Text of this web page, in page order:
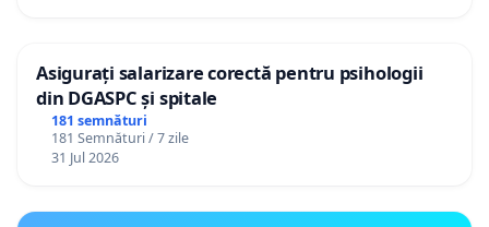
Asigurați salarizare corectă pentru psihologii
din DGASPC și spitale
181 semnături
181 Semnături / 7 zile
31 Jul 2026